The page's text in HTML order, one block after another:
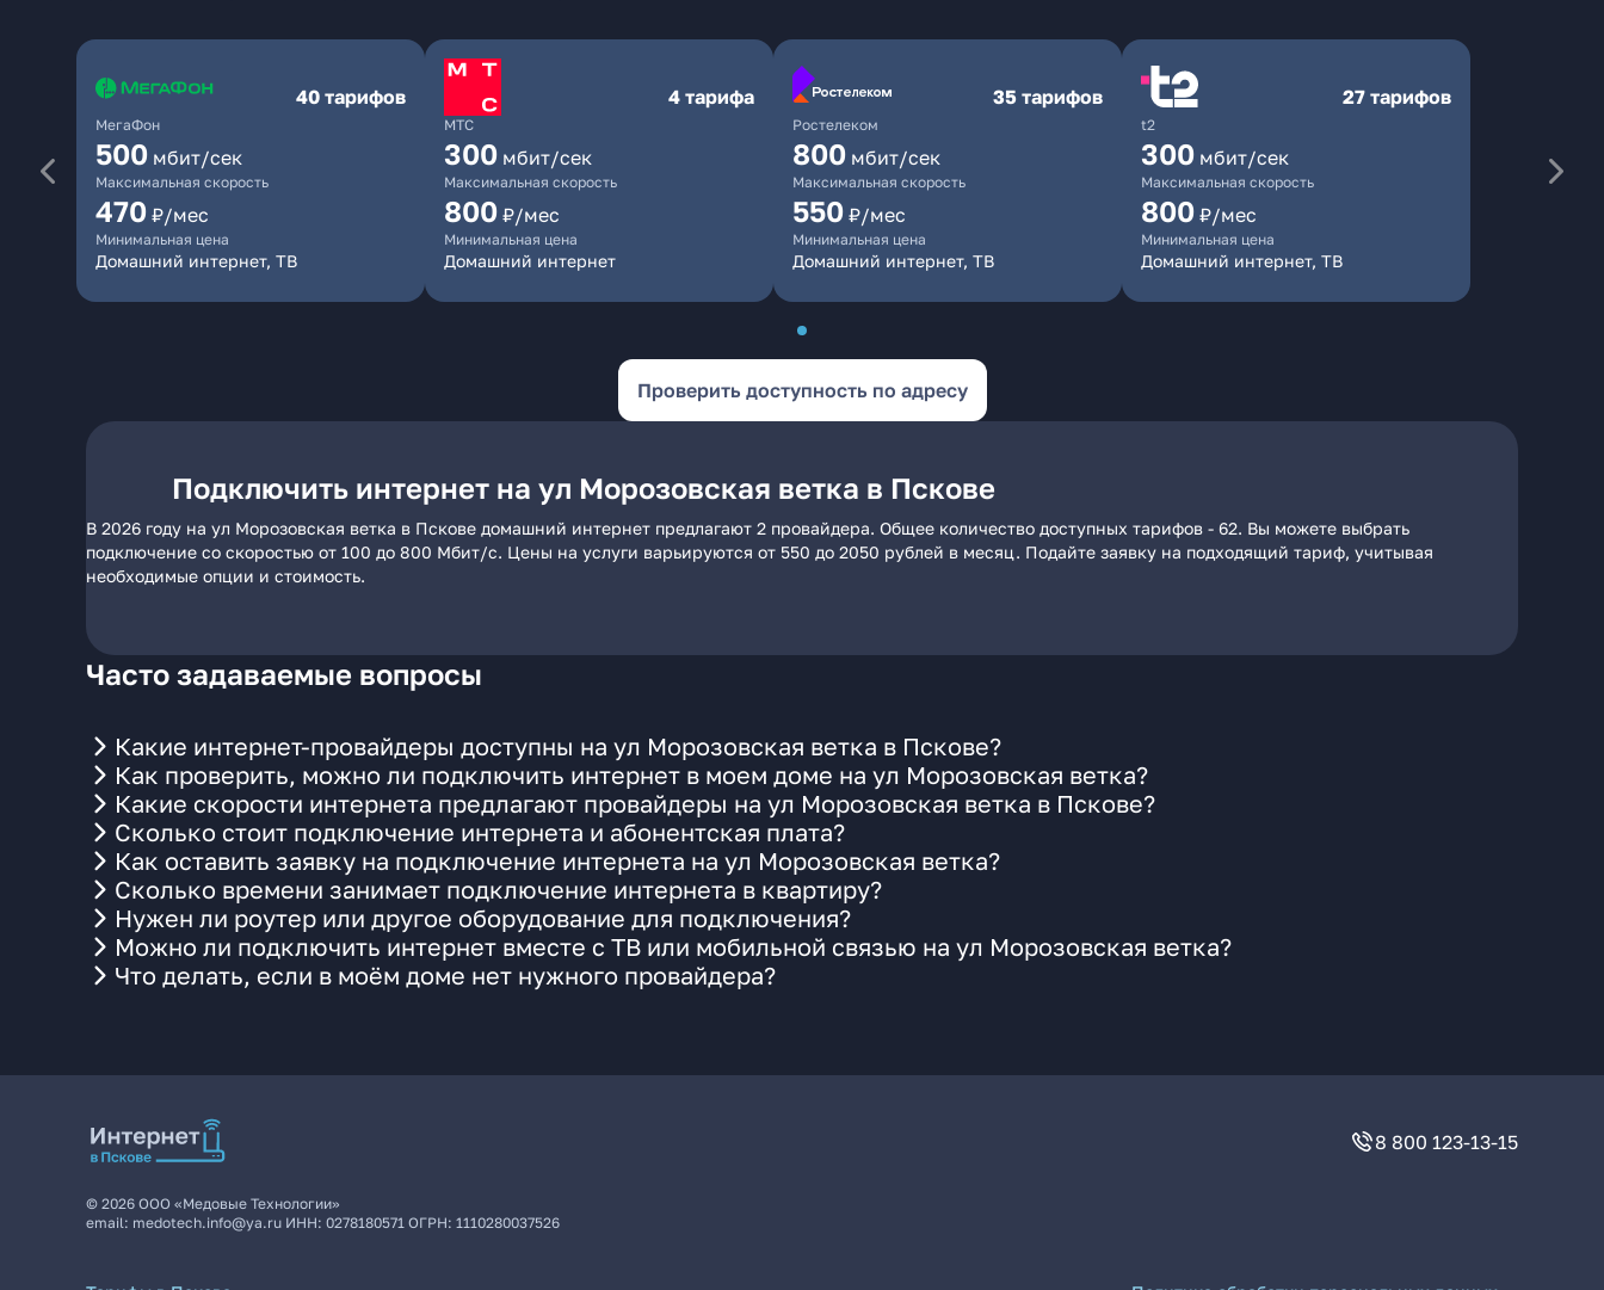
МегаФон
40 тарифов
500 мбит/сек
Максимальная скорость
470 ₽/мес
Минимальная цена
Домашний интернет, ТВ
МТС
4 тарифа
300 мбит/сек
Максимальная скорость
800 ₽/мес
Минимальная цена
Домашний интернет
Ростелеком
35 тарифов
800 мбит/сек
Максимальная скорость
550 ₽/мес
Минимальная цена
Домашний интернет, ТВ
t2
27 тарифов
300 мбит/сек
Максимальная скорость
800 ₽/мес
Минимальная цена
Домашний интернет, ТВ
Проверить доступность по адресу
Подключить интернет на ул Морозовская ветка в Пскове
В 2026 году на ул Морозовская ветка в Пскове домашний интернет предлагают 2 провайдера. Общее количество доступных тарифов - 62. Вы можете выбрать
подключение со скоростью от 100 до 800 Мбит/с. Цены на услуги варьируются от 550 до 2050 рублей в месяц. Подайте заявку на подходящий тариф, учитывая
необходимые опции и стоимость.
Часто задаваемые вопросы
Какие интернет-провайдеры доступны на ул Морозовская ветка в Пскове?
Как проверить, можно ли подключить интернет в моем доме на ул Морозовская ветка?
Какие скорости интернета предлагают провайдеры на ул Морозовская ветка в Пскове?
Сколько стоит подключение интернета и абонентская плата?
Как оставить заявку на подключение интернета на ул Морозовская ветка?
Сколько времени занимает подключение интернета в квартиру?
Нужен ли роутер или другое оборудование для подключения?
Можно ли подключить интернет вместе с ТВ или мобильной связью на ул Морозовская ветка?
Что делать, если в моём доме нет нужного провайдера?
8 800 123-13-15
© 2026 ООО «Медовые Технологии»
email: medotech.info@ya.ru ИНН: 0278180571 ОГРН: 1110280037526